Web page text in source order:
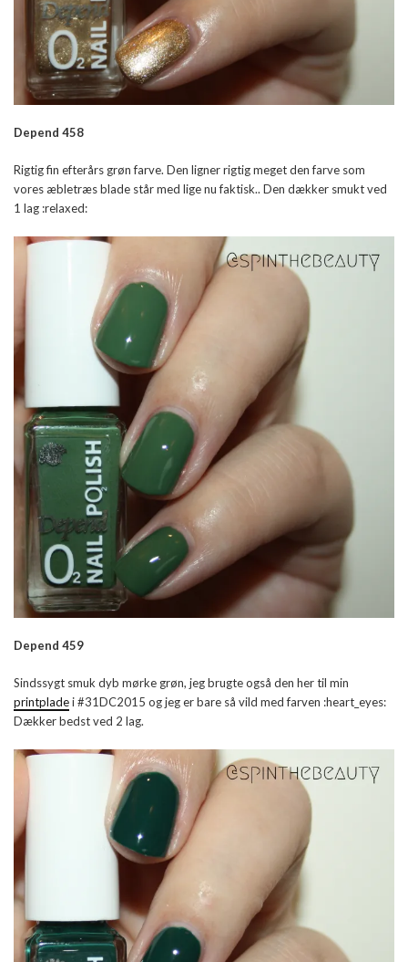
Depend 458
Rigtig fin efterårs grøn farve. Den ligner rigtig meget den farve som
vores æbletræs blade står med lige nu faktisk.. Den dækker smukt ved
1 lag :relaxed:
Depend 459
Sindssygt smuk dyb mørke grøn, jeg brugte også den her til min
printpladei #31DC2015 og jeg er bare så vild med farven :heart_eyes:
Dækker bedst ved 2 lag.